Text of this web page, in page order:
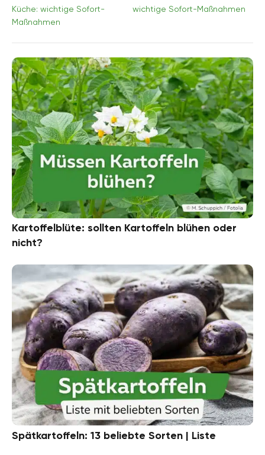
Küche: wichtige Sofort-
Maßnahmen
wichtige Sofort-Maßnahmen
Kartoffelblüte: sollten Kartoffeln blühen oder
nicht?
Spätkartoffeln: 13 beliebte Sorten | Liste